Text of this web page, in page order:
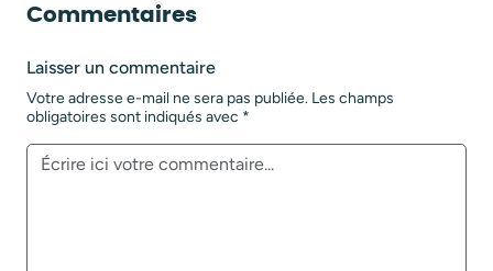
Commentaires
Laisser un commentaire
Votre adresse e-mail ne sera pas publiée. Les champs
obligatoires sont indiqués avec *